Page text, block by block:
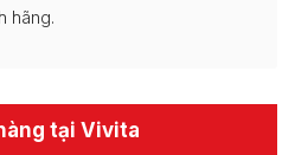
hãng.
tại Vivita